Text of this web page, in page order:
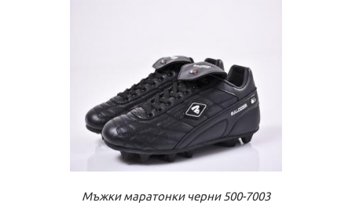
Виж повече
Мъжки маратонки черни 500-7003